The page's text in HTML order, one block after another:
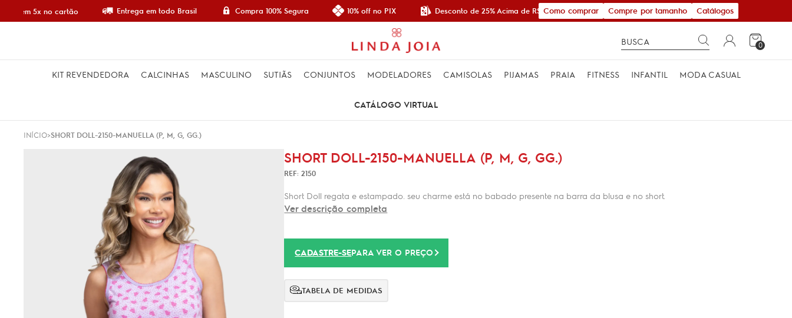
em 5x no cartão Entrega em todo Brasil Compra 100% Segura 10% off no PIX Desconto de 25% Acima de R$ 600,00Como comprar Compre por tamanho Catálogos
0
KIT REVENDEDORA CALCINHAS MASCULINO SUTIÃS CONJUNTOS MODELADORES CAMISOLAS PIJAMAS PRAIA FITNESS INFANTIL MODA CASUAL
CATÁLOGO VIRTUAL
INÍCIO SHORT DOLL-2150-MANUELLA (P, M, G, GG.)
SHORT DOLL-2150-MANUELLA (P, M, G, GG.)
REF: 2150
Short Doll regata e estampado. seu charme está no babado presente na barra da blusa e no short.
Ver descrição completa
CADASTRE-SEPARA VER O PREÇO
TABELA DE MEDIDAS